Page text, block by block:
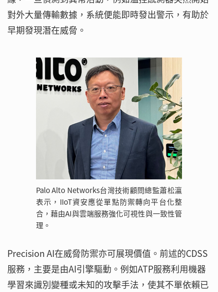
對外大量傳輸數據，系統便能即時發出警示，有助於
早期發現潛在威脅。
Palo Alto Networks台灣技術顧問總監蕭松瀛
表示，IIoT資安應從單點防禦轉向平台化整
合，藉由AI與雲端服務強化可視性與一致性管
理。
Precision AI在威脅防禦亦可展現價值。前述的CDSS
服務，主要是由AI引擎驅動。例如ATP服務利用機器
學習來識別變種或未知的攻擊手法，使其不單依賴已